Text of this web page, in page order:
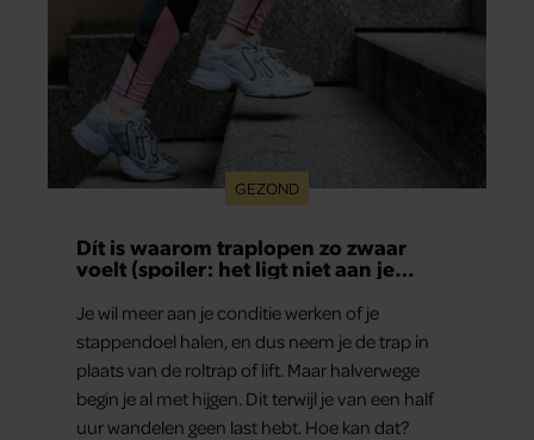
GEZOND
Dít is waarom traplopen zo zwaar
voelt (spoiler: het ligt niet aan je
Je wil meer aan je conditie werken of je
stappendoel halen, en dus neem je de trap in
plaats van de roltrap of lift. Maar halverwege
begin je al met hijgen. Dit terwijl je van een half
uur wandelen geen last hebt. Hoe kan dat?